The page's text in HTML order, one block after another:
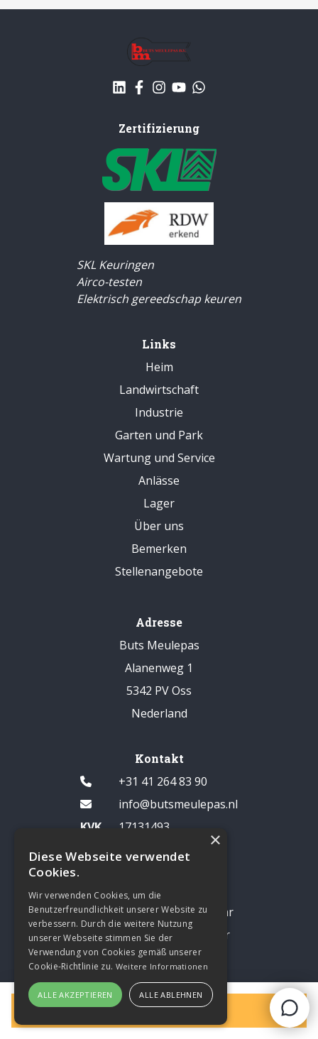
Filter
Zertifizierung
SKL Keuringen
Airco-testen
Elektrisch gereedschap keuren
Links
Heim
Landwirtschaft
Industrie
Garten und Park
Wartung und Service
Anlässe
Lager
Über uns
Bemerken
Stellenangebote
Adresse
Buts Meulepas
Alanenweg 1
5342 PV Oss
Nederland
Kontakt
+31 41 264 83 90
info@butsmeulepas.nl
KVK
17131493
MwSt
NL809482083B01
Mo bis Fr: 7:30 bis 17:30 Uhr
Samstag: 8:00 bis 14:00 Uhr
Pause: 12:30 - 13:00 Uhr
Sonntags geschlossen
×
Diese Webseite verwendet
Cookies.
Wir verwenden Cookies, um die
Benutzerfreundlichkeit unserer Website zu
verbessern. Durch die weitere Nutzung
unserer Webseite stimmen Sie der
Verwendung von Cookies gemäß unserer
Cookie-Richtlinie zu. Weitere Informationen
ALLE AKZEPTIEREN ALLE ABLEHNEN